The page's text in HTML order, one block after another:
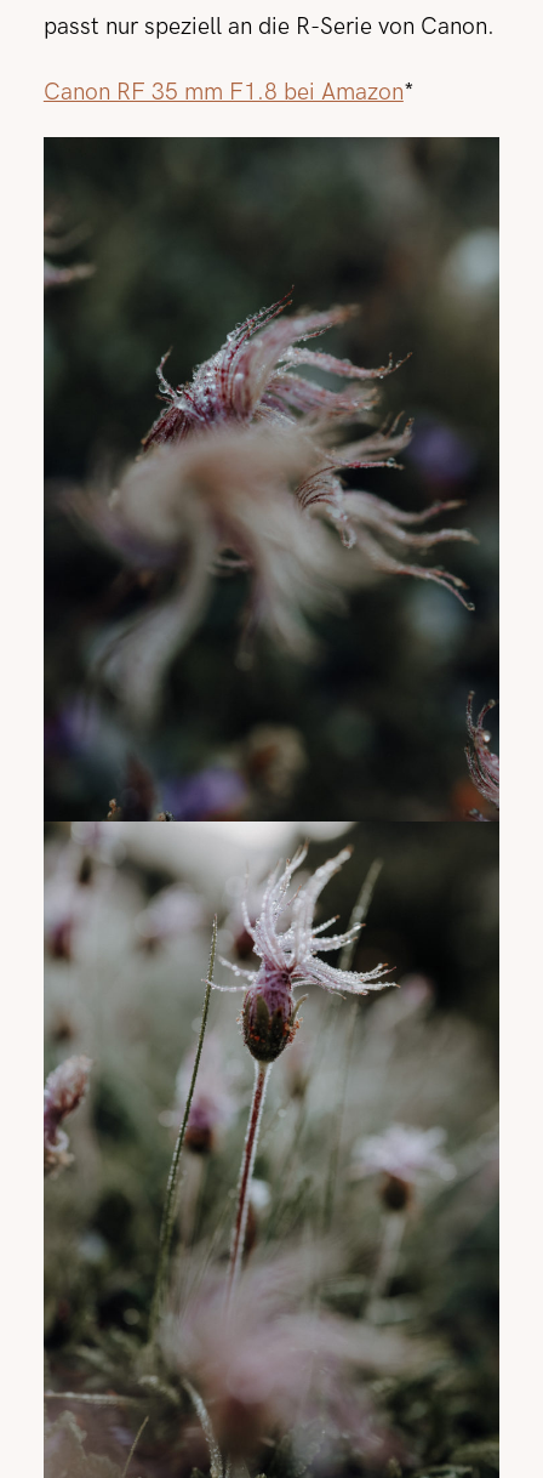
passt nur speziell an die R-Serie von Canon.
Canon RF 35 mm F1.8 bei Amazon*